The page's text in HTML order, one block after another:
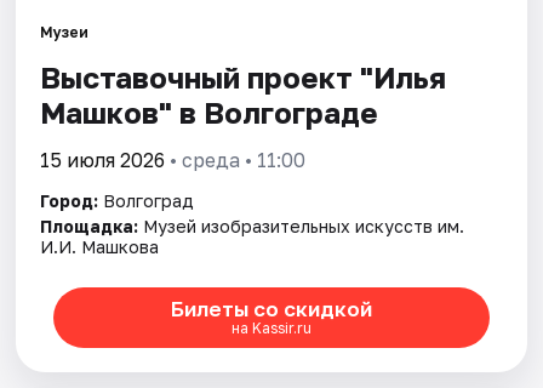
Музеи
Выставочный проект "Илья
Машков" в Волгограде
15 июля 2026 • среда • 11:00
Город: Волгоград
Площадка: Музей изобразительных искусств им.
И.И. Машкова
Билеты со скидкой
на Kassir.ru